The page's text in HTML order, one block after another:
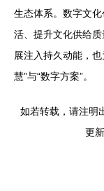
生态体系。数字文
活、提升文化供给
展注入持久动能，
慧”与“数字方案”。
如若转载，请注明
更